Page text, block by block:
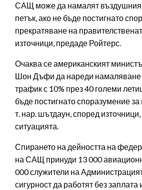
САЩ може да намалят въздушния
петък, ако не бъде постигнато
прекратяване на
източници, предаде Ройтерс.
Очаква се американският
Шон Дъфи да нареди намаляване
трафик с 10% през 40 големи
бъде постигнато споразумение
т. нар. шътдаун, според
ситуацията.
Спирането на дейността на
на САЩ принуди 13 000
000 служители на
сигурност да работят без заплата